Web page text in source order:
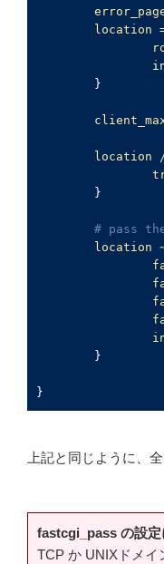
location
}
location
}
# pass
location
}
}
上記と同じように、
fastcgi_pass の設定
TCP か UNIXドメイ